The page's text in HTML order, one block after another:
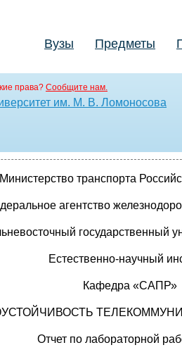
Вузы Предметы
права? Сообщите нам.
им. М. В. Ломоносова
Министерство транспорта
агентство
государственный
Естественно-научный
Кафедра «САПР»
Отчет по лабораторной